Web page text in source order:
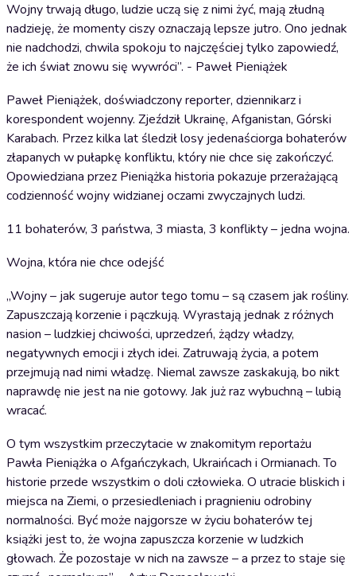
Wojny trwają długo, ludzie uczą się z nimi żyć, mają złudną
nadzieję, że momenty ciszy oznaczają lepsze jutro. Ono jednak
nie nadchodzi, chwila spokoju to najczęściej tylko zapowiedź,
że ich świat znowu się wywróci”. - Paweł Pieniążek
Paweł Pieniążek, doświadczony reporter, dziennikarz i
korespondent wojenny. Zjeździł Ukrainę, Afganistan, Górski
Karabach. Przez kilka lat śledził losy jedenaściorga bohaterów
złapanych w pułapkę konfliktu, który nie chce się zakończyć.
Opowiedziana przez Pieniążka historia pokazuje przerażającą
codzienność wojny widzianej oczami zwyczajnych ludzi.
11 bohaterów, 3 państwa, 3 miasta, 3 konflikty – jedna wojna.
Wojna, która nie chce odejść
„Wojny – jak sugeruje autor tego tomu – są czasem jak rośliny.
Zapuszczają korzenie i pączkują. Wyrastają jednak z różnych
nasion – ludzkiej chciwości, uprzedzeń, żądzy władzy,
negatywnych emocji i złych idei. Zatruwają życia, a potem
przejmują nad nimi władzę. Niemal zawsze zaskakują, bo nikt
naprawdę nie jest na nie gotowy. Jak już raz wybuchną – lubią
wracać.
O tym wszystkim przeczytacie w znakomitym reportażu
Pawła Pieniążka o Afgańczykach, Ukraińcach i Ormianach. To
historie przede wszystkim o doli człowieka. O utracie bliskich i
miejsca na Ziemi, o przesiedleniach i pragnieniu odrobiny
normalności. Być może najgorsze w życiu bohaterów tej
książki jest to, że wojna zapuszcza korzenie w ludzkich
głowach. Że pozostaje w nich na zawsze – a przez to staje się